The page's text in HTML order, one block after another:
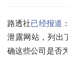
路透社已经报道
泄露网站，列出
确这些公司是否